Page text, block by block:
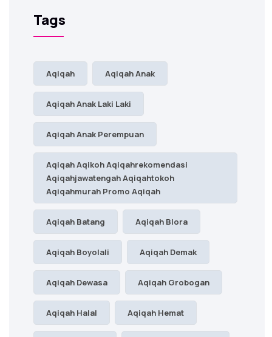
Tags
Aqiqah Aqiqah Anak
Aqiqah Anak Laki Laki
Aqiqah Anak Perempuan
Aqiqah Aqikoh Aqiqahrekomendasi
Aqiqahjawatengah Aqiqahtokoh
Aqiqahmurah Promo Aqiqah
Aqiqah Batang Aqiqah Blora
Aqiqah Boyolali Aqiqah Demak
Aqiqah Dewasa Aqiqah Grobogan
Aqiqah Halal Aqiqah Hemat